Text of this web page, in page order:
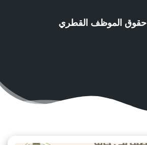
حقوق الموظف القطري